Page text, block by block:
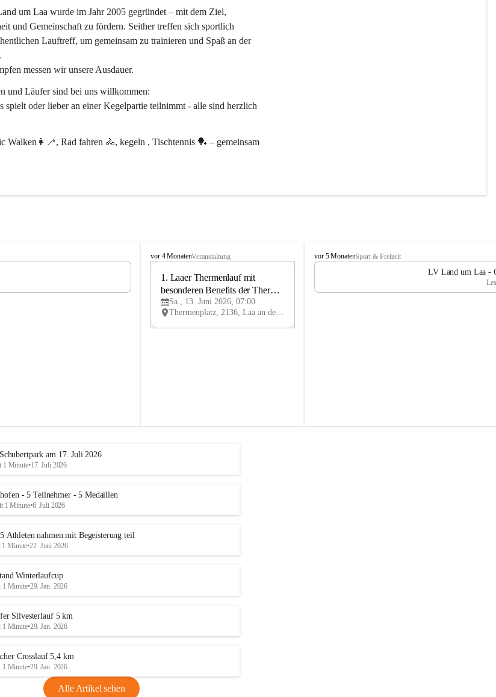
um Laa wurde im Jahr 2005 gegründet – mit dem Ziel,
und Gemeinschaft zu fördern. Seither treffen sich sportlich
Lauftreff, um gemeinsam zu trainieren und Spaß an der
messen wir unsere Ausdauer.
und Läufer sind bei uns willkommen:
spielt oder lieber an einer Kegelpartie teilnimmt - alle sind herzlich
Walken👩‍🦯, Rad fahren 🚴, kegeln , Tischtennis 🏓 – gemeinsam
L
vor 4 MonatenVeranstaltung
JUN
1. Laaer Thermenlauf mit
besonderen Benefits der Therme
LaaSa., 13. Juni 2026, 07:00
Thermenplatz, 2136, Laa an der Thaya, Mistelbach, Niederösterreich, AUT
L
V
a
vor 5 MonatenSport & Freizeit
LV Land um Laa -
am 17. Juli 2026
1 Minute•17. Juli 2026
- 5 Teilnehmer - 5 Medaillen
1 Minute•6. Juli 2026
Athleten nahmen mit Begeisterung teil
1 Minute•22. Juni 2026
Winterlaufcup
1 Minute•29. Jan. 2026
Silvesterlauf 5 km
1 Minute•29. Jan. 2026
Crosslauf 5,4 km
1 Minute•29. Jan. 2026
Alle Artikel sehen